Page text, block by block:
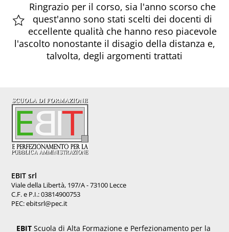
Ringrazio per il corso, sia l'anno scorso che
quest'anno sono stati scelti dei docenti di
eccellente qualità che hanno reso piacevole
l'ascolto nonostante il disagio della distanza e,
talvolta, degli argomenti trattati
EBIT srl
Viale della Libertà, 197/A - 73100 Lecce
C.F. e P.I.: 03814900753
PEC: ebitsrl@pec.it
EBIT Scuola di Alta Formazione e Perfezionamento per la